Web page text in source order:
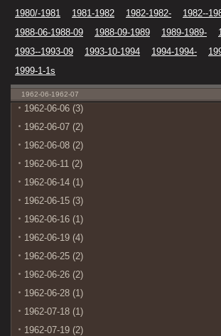
1980/-1981
1981-1982 1982-1982- 1982--
1988-06-1988-09
1988-09-1989 1989-1989-
1993--1993-09
1993-10-1994 1994-1994-
1999-1-1s
1962-06-1962-07
1962-06-06 (3)
1962-06-07 (2)
1962-06-08 (2)
1962-06-11 (2)
1962-06-14 (1)
1962-06-15 (3)
1962-06-16 (1)
1962-06-19 (4)
1962-06-25 (2)
1962-06-26 (2)
1962-06-28 (1)
1962-07-18 (1)
1962-07-19 (2)